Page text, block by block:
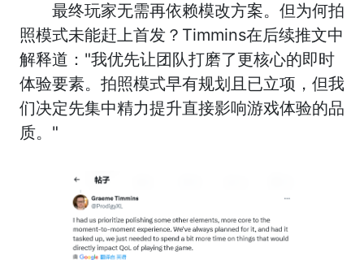
最终玩家无需再依赖模改方案。但为何拍
照模式未能赶上首发？Timmins在后续推文中
解释道："我优先让团队打磨了更核心的即时
体验要素。拍照模式早有规划且已立项，但我
们决定先集中精力提升直接影响游戏体验的品
质。"